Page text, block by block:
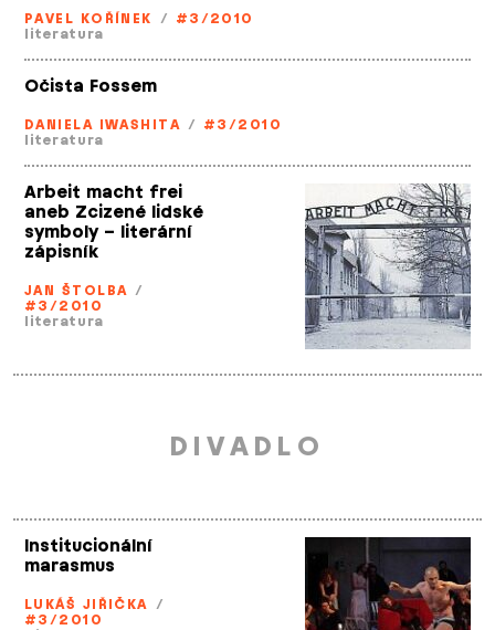
PAVEL KOŘÍNEK / #3/2010
literatura
Očista Fossem
DANIELA IWASHITA / #3/2010
literatura
Arbeit macht frei
aneb Zcizené lidské
symboly – literární
zápisník
JAN ŠTOLBA /
#3/2010
literatura
DIVADLO
Institucionální
marasmus
LUKÁŠ JIŘIČKA /
#3/2010